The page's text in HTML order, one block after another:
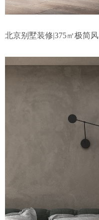
北京别墅装修|375㎡极简风